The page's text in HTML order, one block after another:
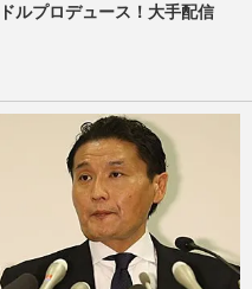
ルプロデュース！大手配信